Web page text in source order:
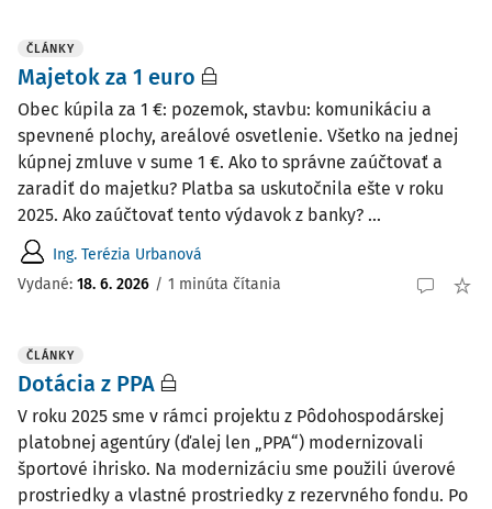
ČLÁNKY
Majetok za 1 euro
Obec kúpila za 1 €: pozemok, stavbu: komunikáciu a
spevnené plochy, areálové osvetlenie. Všetko na jednej
kúpnej zmluve v sume 1 €. Ako to správne zaúčtovať a
zaradiť do majetku? Platba sa uskutočnila ešte v roku
2025. Ako zaúčtovať tento výdavok z banky? ...
Ing. Terézia Urbanová
Vydané: 18. 6. 2026 / 1 minúta čítania
ČLÁNKY
Dotácia z PPA
V roku 2025 sme v rámci projektu z Pôdohospodárskej
platobnej agentúry (ďalej len „PPA“) modernizovali
športové ihrisko. Na modernizáciu sme použili úverové
prostriedky a vlastné prostriedky z rezervného fondu. Po